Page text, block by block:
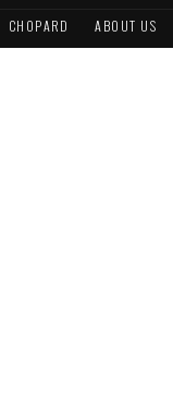
CHOPARD ABOUT US